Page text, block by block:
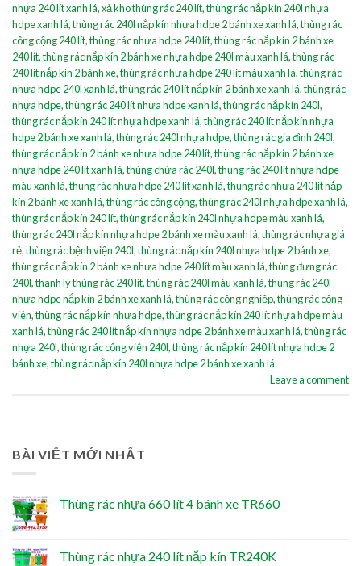
nhựa 240 lít xanh lá,xả kho thùng rác 240 lít,thùng rác nắp kín 240l nhựa
hdpe xanh lá,thùng rác 240l nắp kín nhựa hdpe 2 bánh xe xanh lá,thùng rác
công cộng 240 lít,thùng rác nhựa hdpe 240 lít,thùng rác nắp kín 2 bánh xe
240 lít,thùng rác nắp kín 2 bánh xe nhựa hdpe 240l màu xanh lá,thùng rác
240 lít nắp kín 2 bánh xe,thùng rác nhựa hdpe 240 lít màu xanh lá,thùng rác
nhựa hdpe 240l xanh lá,thùng rác 240 lít nắp kín 2 bánh xe xanh lá,thùng rác
nhựa hdpe,thùng rác 240 lít nhựa hdpe xanh lá,thùng rác nắp kín 240l,
thùng rác nắp kín 240 lít nhựa hdpe xanh lá,thùng rác 240 lít nắp kín nhựa
hdpe 2 bánh xe xanh lá,thùng rác 240l nhựa hdpe,thùng rác gia đình 240l,
thùng rác nắp kín 2 bánh xe nhựa hdpe 240 lít,thùng rác nắp kín 2 bánh xe
nhựa hdpe 240 lít xanh lá,thùng chứa rác 240l,thùng rác 240 lít nhựa hdpe
màu xanh lá,thùng rác nhựa hdpe 240 lít xanh lá,thùng rác nhựa 240 lít nắp
kín 2 bánh xe xanh lá,thùng rác công cộng,thùng rác 240l nhựa hdpe xanh lá,
thùng rác nắp kín 240 lít,thùng rác nắp kín 240l nhựa hdpe màu xanh lá,
thùng rác 240l nắp kín nhựa hdpe 2 bánh xe màu xanh lá,thùng rác nhựa giá
rẻ,thùng rác bệnh viện 240l,thùng rác nắp kín 240l nhựa hdpe 2 bánh xe,
thùng rác nắp kín 2 bánh xe nhựa hdpe 240 lít màu xanh lá,thùng đựng rác
240l,thanh lý thùng rác 240 lít,thùng rác 240l màu xanh lá,thùng rác 240l
nhựa hdpe nắp kín 2 bánh xe xanh lá,thùng rác công nghiệp,thùng rác công
viên,thùng rác nắp kín nhựa hdpe,thùng rác nắp kín 240 lít nhựa hdpe màu
xanh lá,thùng rác 240 lít nắp kín nhựa hdpe 2 bánh xe màu xanh lá,thùng rác
nhựa 240l,thùng rác công viên 240l,thùng rác nắp kín 240 lít nhựa hdpe 2
bánh xe,thùng rác nắp kín 240l nhựa hdpe 2 bánh xe xanh lá
Leave a comment
BÀI VIẾT MỚI NHẤT
Thùng rác nhựa 660 lít 4 bánh xe TR660
Thùng rác nhựa 240 lít nắp kín TR240K